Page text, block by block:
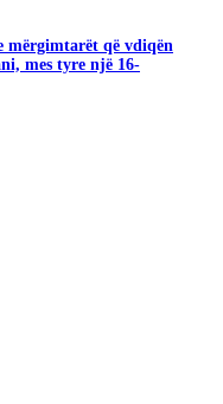
mërgimtarët që vdiqën
mes tyre një 16-